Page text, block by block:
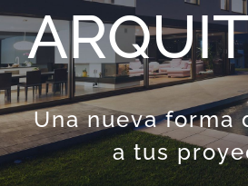
Una nueva forma
a tus